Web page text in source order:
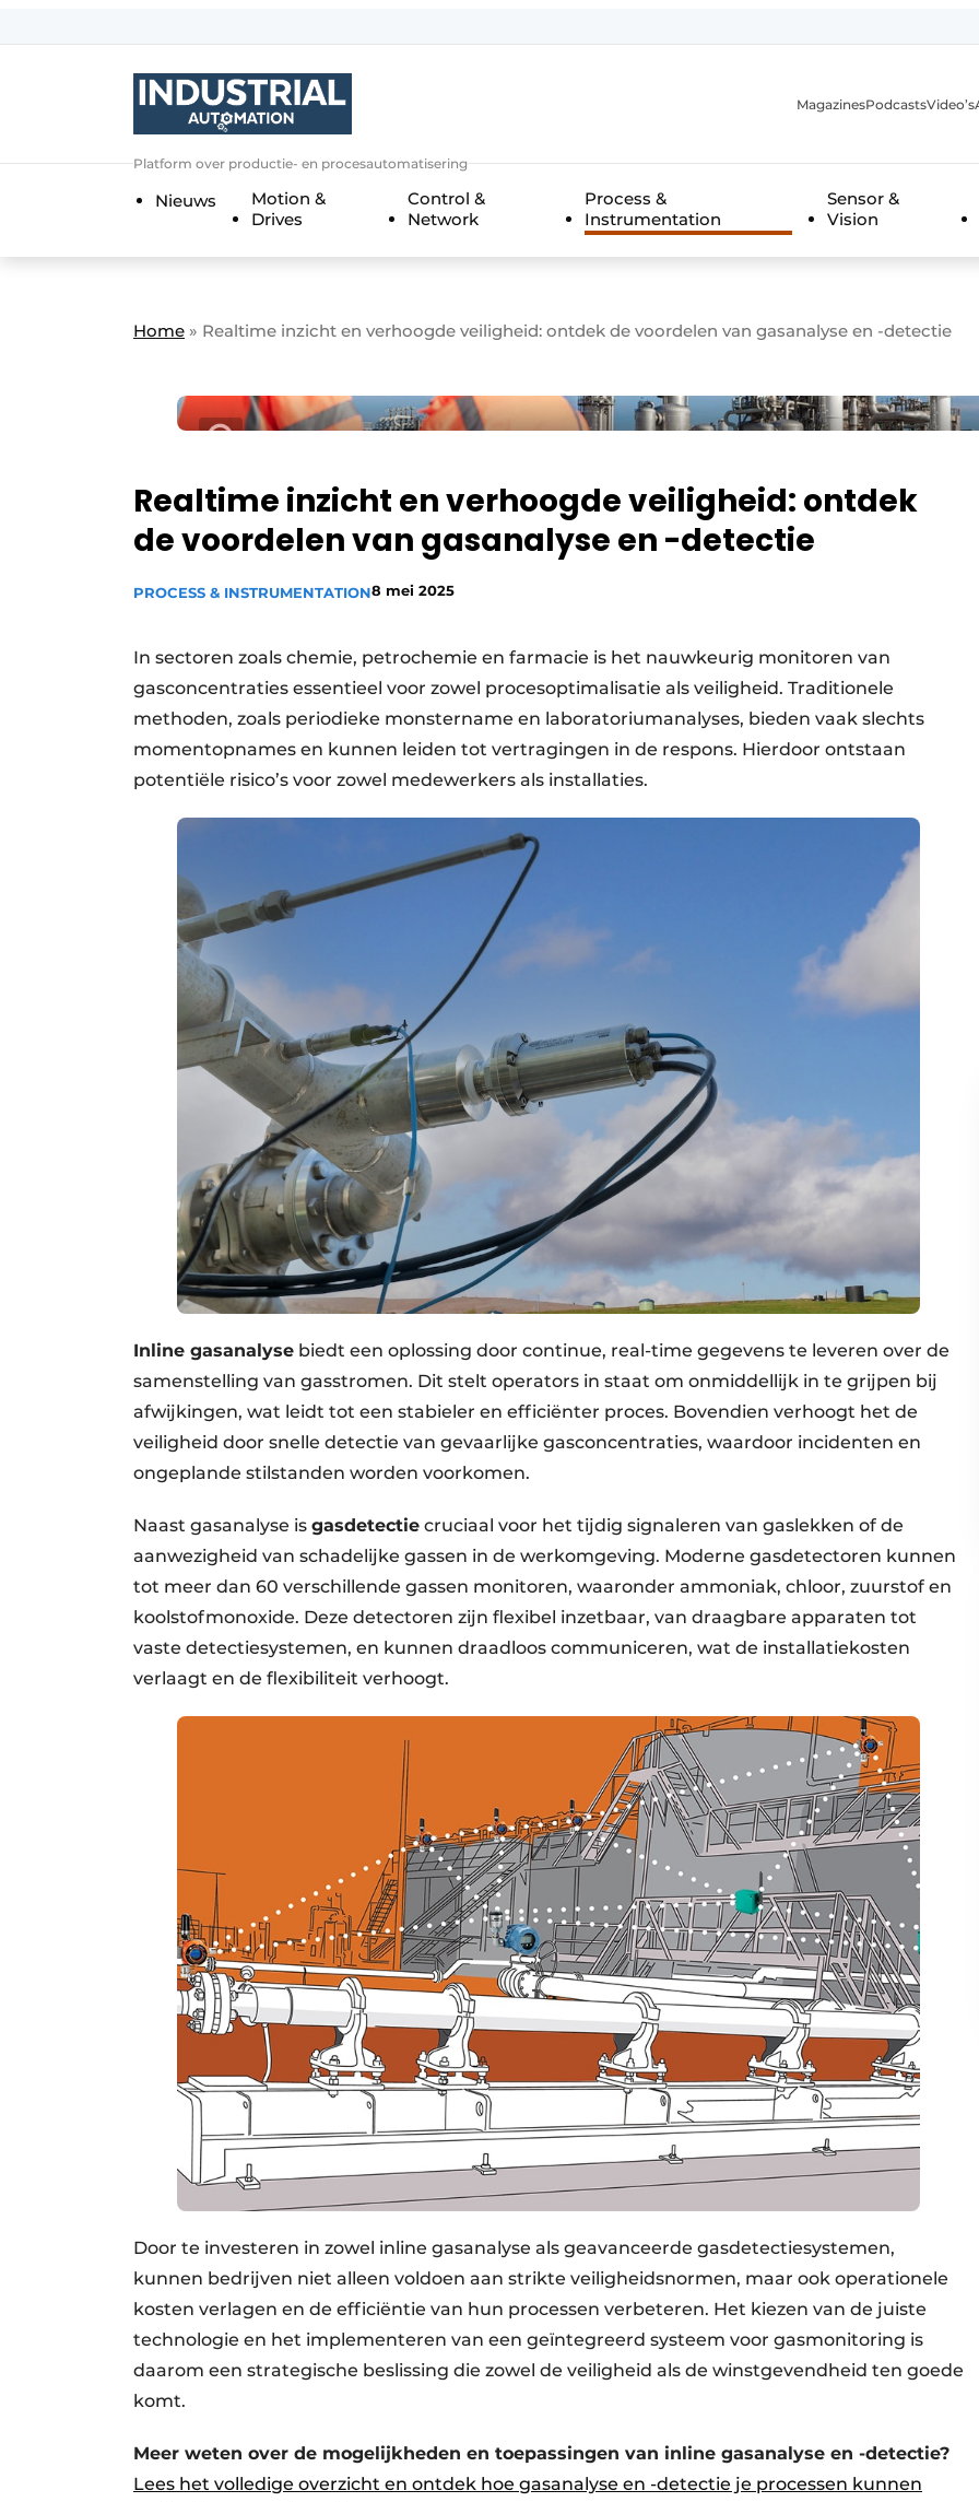
Algemene voorwaarden
Contact
Direct contact
Evenement aanmelden
Meest gelezen
Privacy / Cookie statement
Vacature aanmelden
Vacatures
Platform over productie- en procesautomatisering
MagazinesPodcastsVideo’s
Nieuws
Motion &
Drives
Control &
Network
Process &
Instrumentation
Sensor &
Vision
Home » Realtime inzicht en verhoogde veiligheid: ontdek de voordelen van gasanalyse en -detectie
Realtime inzicht en verhoogde veiligheid: ontdek
de voordelen van gasanalyse en -detectie
PROCESS & INSTRUMENTATION8 mei 2025
In sectoren zoals chemie, petrochemie en farmacie is het nauwkeurig monitoren van
gasconcentraties essentieel voor zowel procesoptimalisatie als veiligheid. Traditionele
methoden, zoals periodieke monstername en laboratoriumanalyses, bieden vaak slechts
momentopnames en kunnen leiden tot vertragingen in de respons. Hierdoor ontstaan
potentiële risico’s voor zowel medewerkers als installaties.​
Inline gasanalyse biedt een oplossing door continue, real-time gegevens te leveren over de
samenstelling van gasstromen. Dit stelt operators in staat om onmiddellijk in te grijpen bij
afwijkingen, wat leidt tot een stabieler en efficiënter proces. Bovendien verhoogt het de
veiligheid door snelle detectie van gevaarlijke gasconcentraties, waardoor incidenten en
ongeplande stilstanden worden voorkomen.​
Naast gasanalyse is gasdetectie cruciaal voor het tijdig signaleren van gaslekken of de
aanwezigheid van schadelijke gassen in de werkomgeving. Moderne gasdetectoren kunnen
tot meer dan 60 verschillende gassen monitoren, waaronder ammoniak, chloor, zuurstof en
koolstofmonoxide. Deze detectoren zijn flexibel inzetbaar, van draagbare apparaten tot
vaste detectiesystemen, en kunnen draadloos communiceren, wat de installatiekosten
verlaagt en de flexibiliteit verhoogt.
Door te investeren in zowel inline gasanalyse als geavanceerde gasdetectiesystemen,
kunnen bedrijven niet alleen voldoen aan strikte veiligheidsnormen, maar ook operationele
kosten verlagen en de efficiëntie van hun processen verbeteren. Het kiezen van de juiste
technologie en het implementeren van een geïntegreerd systeem voor gasmonitoring is
daarom een strategische beslissing die zowel de veiligheid als de winstgevendheid ten goede
komt.
Meer weten over de mogelijkheden en toepassingen van inline gasanalyse en -detectie?
Lees het volledige overzicht en ontdek hoe gasanalyse en -detectie je processen kunnen